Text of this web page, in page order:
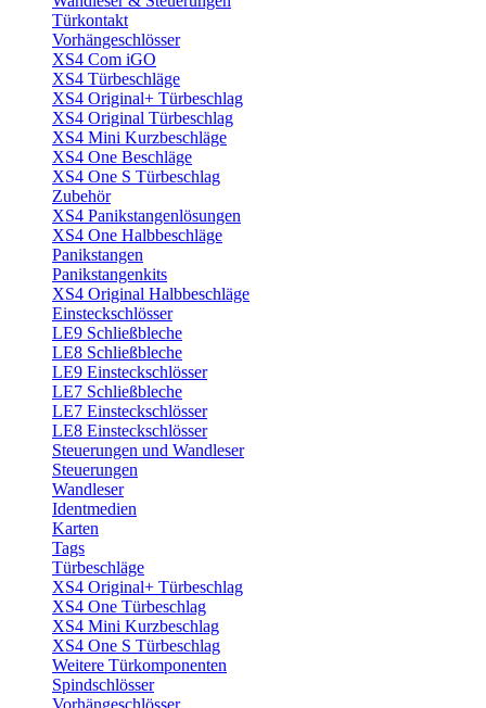
Türkontakt
Vorhängeschlösser
XS4 Com iGO
XS4 Türbeschläge
XS4 Original+ Türbeschlag
XS4 Original Türbeschlag
XS4 Mini Kurzbeschläge
XS4 One Beschläge
XS4 One S Türbeschlag
Zubehör
XS4 Panikstangenlösungen
XS4 One Halbbeschläge
Panikstangen
Panikstangenkits
XS4 Original Halbbeschläge
Einsteckschlösser
LE9 Schließbleche
LE8 Schließbleche
LE9 Einsteckschlösser
LE7 Schließbleche
LE7 Einsteckschlösser
LE8 Einsteckschlösser
Steuerungen und Wandleser
Steuerungen
Wandleser
Identmedien
Karten
Tags
Türbeschläge
XS4 Original+ Türbeschlag
XS4 One Türbeschlag
XS4 Mini Kurzbeschlag
XS4 One S Türbeschlag
Weitere Türkomponenten
Spindschlösser
Vorhängeschlösser